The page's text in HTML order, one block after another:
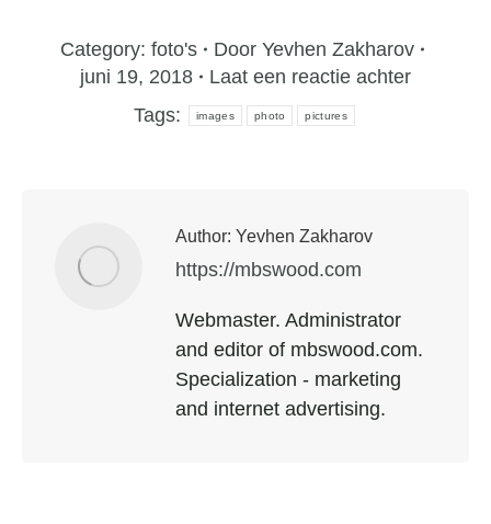
Category: foto's Door Yevhen Zakharov
juni 19, 2018
Laat een reactie achter
Tags:
images photo pictures
Author: Yevhen Zakharov
https://mbswood.com
Webmaster. Administrator
and editor of mbswood.com.
Specialization - marketing
and internet advertising.